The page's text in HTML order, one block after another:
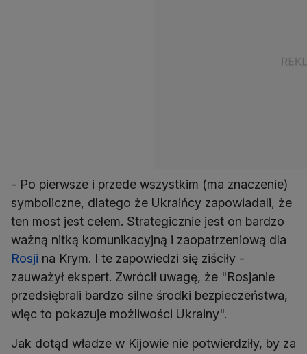
- Po pierwsze i przede wszystkim (ma znaczenie)
symboliczne, dlatego że Ukraińcy zapowiadali, że
ten most jest celem. Strategicznie jest on bardzo
ważną nitką komunikacyjną i zaopatrzeniową dla
Rosji na Krym. I te zapowiedzi się ziściły -
zauważył ekspert. Zwrócił uwagę, że "Rosjanie
przedsiębrali bardzo silne środki bezpieczeństwa,
więc to pokazuje możliwości Ukrainy".
Jak dotąd władze w Kijowie nie potwierdziły, by za